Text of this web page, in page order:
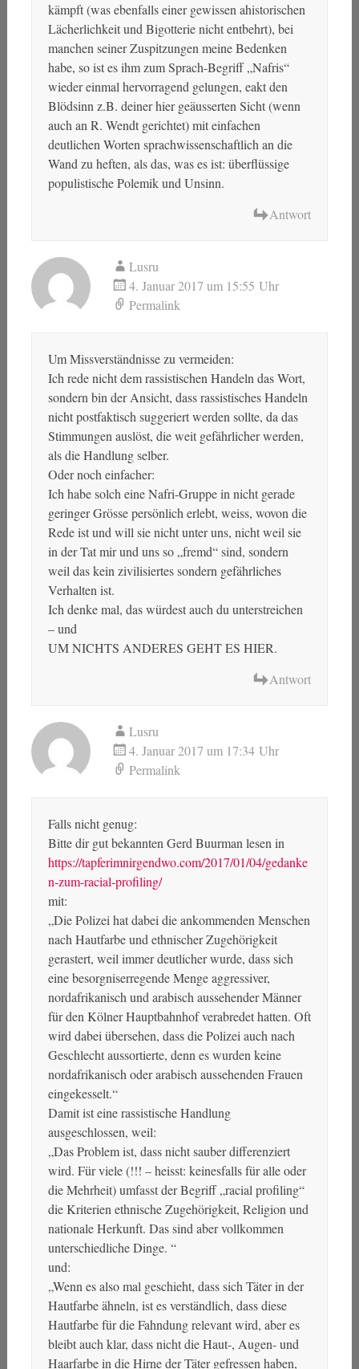
kämpft (was ebenfalls einer gewissen ahistorischen
Lächerlichkeit und Bigotterie nicht entbehrt), bei
manchen seiner Zuspitzungen meine Bedenken
habe, so ist es ihm zum Sprach-Begriff „Nafris“
wieder einmal hervorragend gelungen, eakt den
Blödsinn z.B. deiner hier geäusserten Sicht (wenn
auch an R. Wendt gerichtet) mit einfachen
deutlichen Worten sprachwissenschaftlich an die
Wand zu heften, als das, was es ist: überflüssige
populistische Polemik und Unsinn.
Antwort
Lusru
4. Januar 2017 um 15:55 Uhr
Permalink
Um Missverständnisse zu vermeiden:
Ich rede nicht dem rassistischen Handeln das Wort,
sondern bin der Ansicht, dass rassistisches Handeln
nicht postfaktisch suggeriert werden sollte, da das
Stimmungen auslöst, die weit gefährlicher werden,
als die Handlung selber.
Oder noch einfacher:
Ich habe solch eine Nafri-Gruppe in nicht gerade
geringer Grösse persönlich erlebt, weiss, wovon die
Rede ist und will sie nicht unter uns, nicht weil sie
in der Tat mir und uns so „fremd“ sind, sondern
weil das kein zivilisiertes sondern gefährliches
Verhalten ist.
Ich denke mal, das würdest auch du unterstreichen
– und
UM NICHTS ANDERES GEHT ES HIER.
Antwort
Lusru
4. Januar 2017 um 17:34 Uhr
Permalink
Falls nicht genug:
Bitte dir gut bekannten Gerd Buurman lesen in
https://tapferimnirgendwo.com/2017/01/04/gedanke
n-zum-racial-profiling/
mit:
„Die Polizei hat dabei die ankommenden Menschen
nach Hautfarbe und ethnischer Zugehörigkeit
gerastert, weil immer deutlicher wurde, dass sich
eine besorgniserregende Menge aggressiver,
nordafrikanisch und arabisch aussehender Männer
für den Kölner Hauptbahnhof verabredet hatten. Oft
wird dabei übersehen, dass die Polizei auch nach
Geschlecht aussortierte, denn es wurden keine
nordafrikanisch oder arabisch aussehenden Frauen
eingekesselt.“
Damit ist eine rassistische Handlung
ausgeschlossen, weil:
„Das Problem ist, dass nicht sauber differenziert
wird. Für viele (!!! – heisst: keinesfalls für alle oder
die Mehrheit) umfasst der Begriff „racial profiling“
die Kriterien ethnische Zugehörigkeit, Religion und
nationale Herkunft. Das sind aber vollkommen
unterschiedliche Dinge. “
und:
„Wenn es also mal geschieht, dass sich Täter in der
Hautfarbe ähneln, ist es verständlich, dass diese
Hautfarbe für die Fahndung relevant wird, aber es
bleibt auch klar, dass nicht die Haut-, Augen- und
Haarfarbe in die Hirne der Täter gefressen haben,